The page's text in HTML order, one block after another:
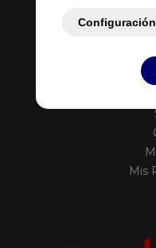
Configuración
Mis